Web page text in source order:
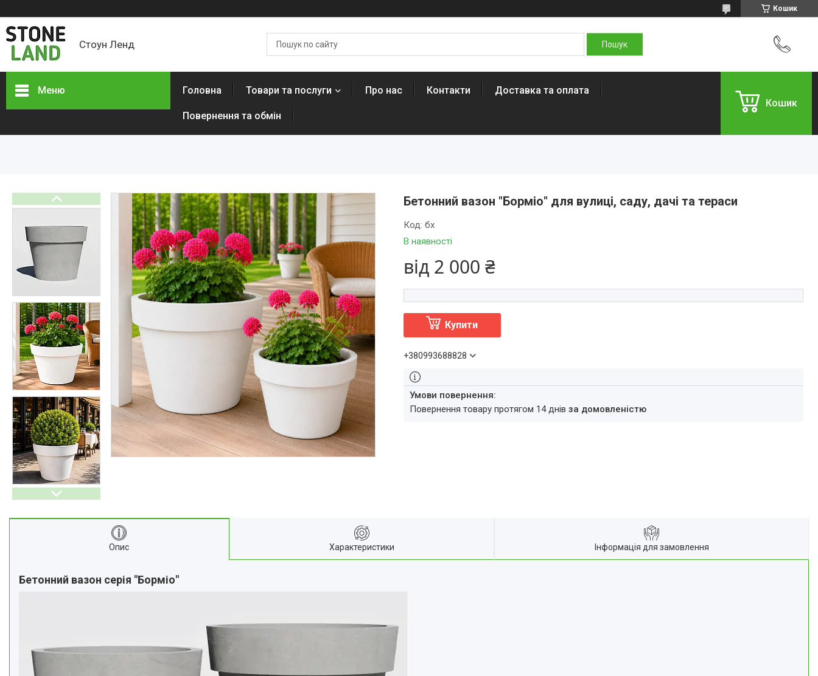
Кошик
Стоун Ленд
Меню Головна Товари та послуги Про нас Контакти Доставка та оплата
Повернення та обмін
Кошик
Бетонний вазон "Борміо" для вулиці, саду, дачі та тераси
В наявності
Код: бх
від 2 000 ₴
Купити
+380993688828
повернення товару протягом 14 днів за домовленістю
Опис Характеристики Інформація для замовлення
Бетонний вазон серія "Борміо"